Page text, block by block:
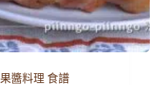
果醬料理 食譜